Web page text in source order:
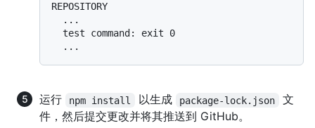
REPOSITORY
运行 npm install 以生成 package-lock.json
文
件，然后提交更改并将其推送到 GitHub。